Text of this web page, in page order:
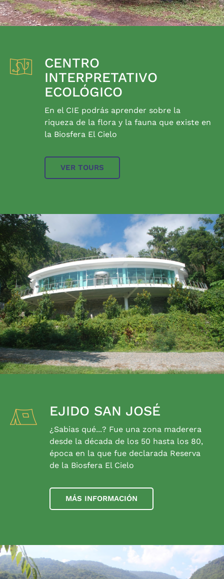
CENTRO
INTERPRETATIVO
ECOLÓGICO
En el CIE podrás aprender sobre la
riqueza de la flora y la fauna que existe en
la Biosfera El Cielo
VER TOURS
EJIDO SAN JOSÉ
¿Sabias qué...? Fue una zona maderera
desde la década de los 50 hasta los 80,
época en la que fue declarada Reserva
de la Biosfera El Cielo
MÁS INFORMACIÓN